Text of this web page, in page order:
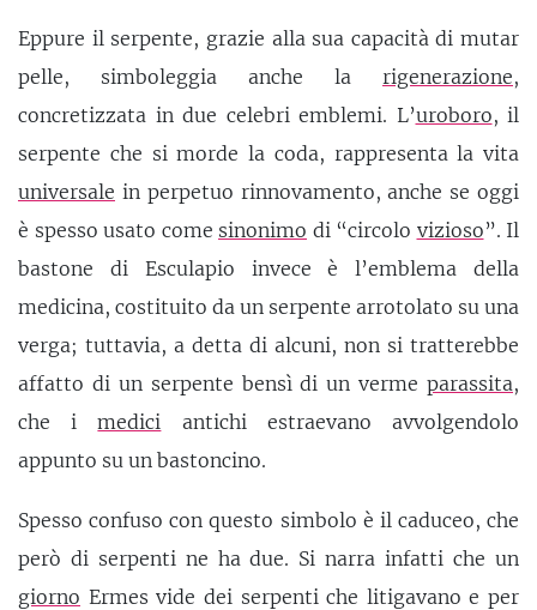
Eppure il serpente, grazie alla sua capacità di mutar
pelle, simboleggia anche la rigenerazione,
concretizzata in due celebri emblemi. L’uroboro, il
serpente che si morde la coda, rappresenta la vita
universale in perpetuo rinnovamento, anche se oggi
è spesso usato come sinonimo di “circolo vizioso”. Il
bastone di Esculapio invece è l’emblema della
medicina, costituito da un serpente arrotolato su una
verga; tuttavia, a detta di alcuni, non si tratterebbe
affatto di un serpente bensì di un verme parassita,
che imedici antichi estraevano avvolgendolo
appunto su un bastoncino.
Spesso confuso con questo simbolo è il caduceo, che
però di serpenti ne ha due. Si narra infatti che un
giorno Ermes vide dei serpenti che litigavano e per